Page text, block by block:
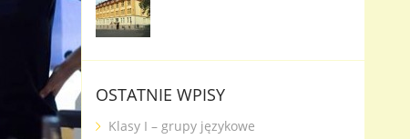
OSTATNIE WPISY
Klasy I – grupy językowe